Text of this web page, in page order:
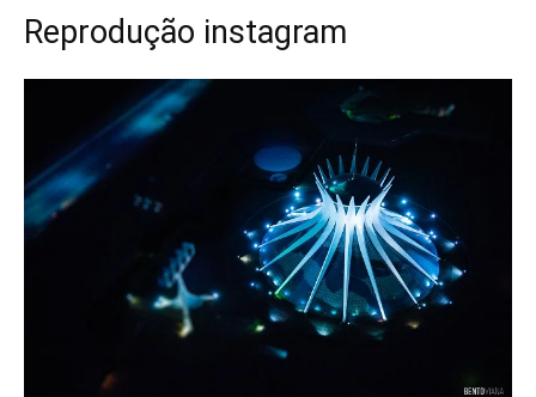
Reprodução instagram